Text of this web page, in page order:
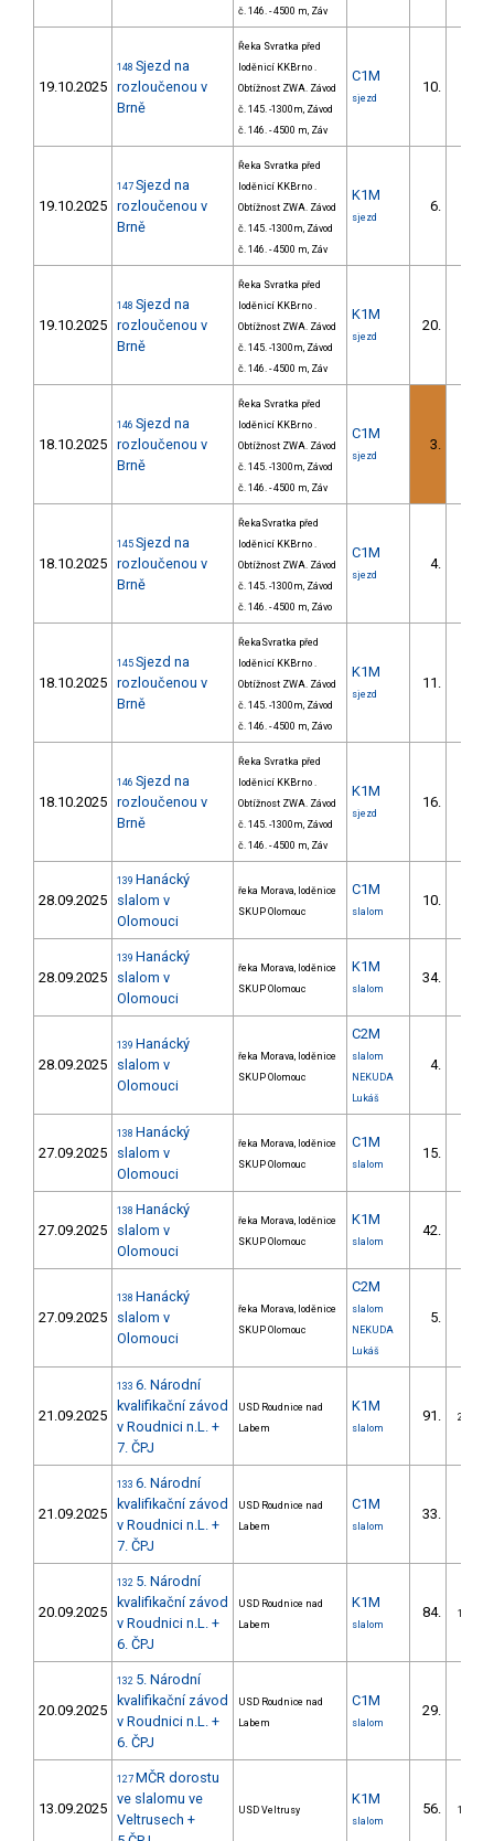
č. 146. - 4500 m, Záv
19.10.2025
148 Sjezd na
rozloučenou v
Brně
Řeka Svratka před
loděnicí KKBrno .
Obtížnost ZWA. Závod
č. 145. -1300m, Závod
č. 146. - 4500 m, Záv
C1M
sjezd
10.
19.10.2025
147 Sjezd na
rozloučenou v
Brně
Řeka Svratka před
loděnicí KKBrno .
Obtížnost ZWA. Závod
č. 145. -1300m, Závod
č. 146. - 4500 m, Záv
K1M
sjezd
6.
19.10.2025
148 Sjezd na
rozloučenou v
Brně
Řeka Svratka před
loděnicí KKBrno .
Obtížnost ZWA. Závod
č. 145. -1300m, Závod
č. 146. - 4500 m, Záv
K1M
sjezd
20.
18.10.2025
146 Sjezd na
rozloučenou v
Brně
Řeka Svratka před
loděnicí KKBrno .
Obtížnost ZWA. Závod
č. 145. -1300m, Závod
č. 146. - 4500 m, Záv
C1M
sjezd
3.
18.10.2025
145 Sjezd na
rozloučenou v
Brně
ŘekaSvratka před
loděnicí KKBrno .
Obtížnost ZWA. Závod
č. 145. -1300m, Závod
č. 146. - 4500 m, Závo
C1M
sjezd
4.
18.10.2025
145 Sjezd na
rozloučenou v
Brně
ŘekaSvratka před
loděnicí KKBrno .
Obtížnost ZWA. Závod
č. 145. -1300m, Závod
č. 146. - 4500 m, Závo
K1M
sjezd
11.
18.10.2025
146 Sjezd na
rozloučenou v
Brně
Řeka Svratka před
loděnicí KKBrno .
Obtížnost ZWA. Závod
č. 145. -1300m, Závod
č. 146. - 4500 m, Záv
K1M
sjezd
16.
28.09.2025
139 Hanácký
slalom v
Olomouci
řeka Morava, loděnice
SKUP Olomouc
C1M
slalom
10.
28.09.2025
139 Hanácký
slalom v
Olomouci
řeka Morava, loděnice
SKUP Olomouc
K1M
slalom
34.
28.09.2025
139 Hanácký
slalom v
Olomouci
řeka Morava, loděnice
SKUP Olomouc
C2M
slalom
NEKUDA
Lukáš
4.
27.09.2025
138 Hanácký
slalom v
Olomouci
řeka Morava, loděnice
SKUP Olomouc
C1M
slalom
15.
27.09.2025
138 Hanácký
slalom v
Olomouci
řeka Morava, loděnice
SKUP Olomouc
K1M
slalom
42.
27.09.2025
138 Hanácký
slalom v
Olomouci
řeka Morava, loděnice
SKUP Olomouc
C2M
slalom
NEKUDA
Lukáš
5.
21.09.2025
133 6. Národní
kvalifikační závod
v Roudnici n.L. +
7. ČPJ
USD Roudnice nad
Labem
K1M
slalom
91. 24/DM
21.09.2025
133 6. Národní
kvalifikační závod
v Roudnici n.L. +
7. ČPJ
USD Roudnice nad
Labem
C1M
slalom
33.
20.09.2025
132 5. Národní
kvalifikační závod
v Roudnici n.L. +
6. ČPJ
USD Roudnice nad
Labem
K1M
slalom
84. 18/DM
20.09.2025
132 5. Národní
kvalifikační závod
v Roudnici n.L. +
6. ČPJ
USD Roudnice nad
Labem
C1M
slalom
29.
13.09.2025
127 MČR dorostu
ve slalomu ve
Veltrusech +
USD Veltrusy
K1M
slalom
56. 19/DM